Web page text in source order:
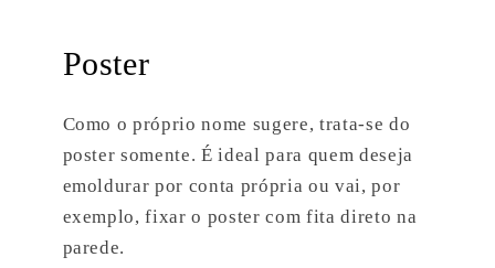
Poster
Como o próprio nome sugere, trata-se do
poster somente. É ideal para quem deseja
emoldurar por conta própria ou vai, por
exemplo, fixar o poster com fita direto na
parede.